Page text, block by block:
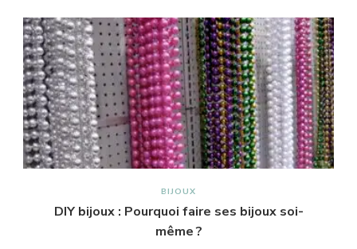
BIJOUX
DIY bijoux : Pourquoi faire ses bijoux soi-
même ?